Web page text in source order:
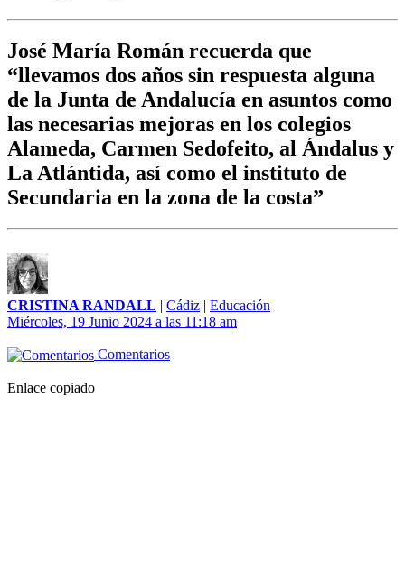
José María Román recuerda que
“llevamos dos años sin respuesta alguna
de la Junta de Andalucía en asuntos como
las necesarias mejoras en los colegios
Alameda, Carmen Sedofeito, al Ándalus y
La Atlántida, así como el instituto de
Secundaria en la zona de la costa”
CRISTINA RANDALL | Cádiz | Educación
Miércoles, 19 Junio 2024 a las 11:18 am
Comentarios
Enlace copiado